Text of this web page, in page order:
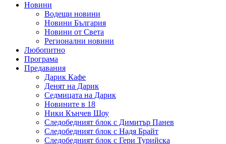
Новини
Водещи новини
Новини България
Новини от Света
Регионални новини
Любопитно
Програма
Предавания
Дарик Кафе
Денят на Дарик
Седмицата на Дарик
Новините в 18
Ники Кънчев Шоу
Следобедният блок с Димитър Панев
Следобедният блок с Надя Брайт
Следобедният блок с Гери Турийска